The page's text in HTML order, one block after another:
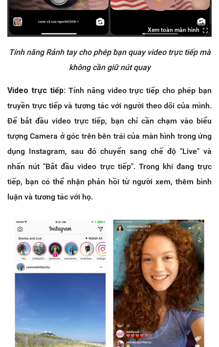
Xem toàn màn hình
Tính năng Rảnh tay cho phép bạn quay video trực tiếp mà
không cần giữ nút quay
Video trực tiếp:Tính năng video trực tiếp cho phép bạn
truyền trực tiếp và tương tác với người theo dõi của mình.
Để bắt đầu video trực tiếp, bạn chỉ cần chạm vào biểu
tượng Camera ở góc trên bên trái của màn hình trong ứng
dụng Instagram, sau đó chuyển sang chế độ "Live" và
nhấn nút "Bắt đầu video trực tiếp". Trong khi đang trực
tiếp, bạn có thể nhận phản hồi từ người xem, thêm bình
luận và tương tác với họ.